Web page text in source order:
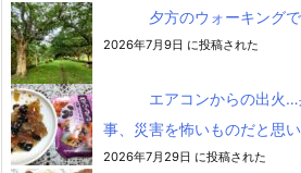
夕方のウォーキング
2026年7月9日 に投稿された
エアコンからの出火
事、災害を怖いものだと思
2026年7月29日 に投稿された